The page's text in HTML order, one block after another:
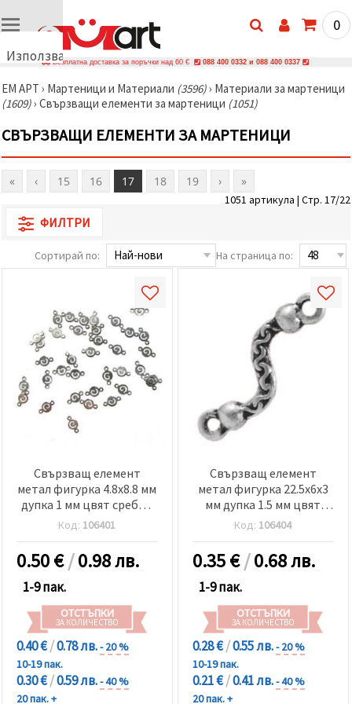
Използваме
🍪
Използваме
и подобни
технологии,
за да
осигурим
правилната
работа на
подобрим
твоето
и, с твое
съгласие,
трафика и
показваме
релевантно
съдържание
и реклами,
включително
с помощта
маркетинг.
Можеш да
съгласиш
използваме
всички
"бисквитки"
натиснеш
"Приеми
всички!"
или да
посочиш
предпочитанията
си в
"Настройки",
0
Безплатна доставка за поръчки над 60 € 088 400 0332 и 088 400 0337
ЕМ АРТ › Мартеници и Материали (3596)› Материали за мартеници
(1609)› Свързващи елементи за мартеници (1051)
СВЪРЗВАЩИ ЕЛЕМЕНТИ ЗА МАРТЕНИЦИ
« ‹ 15 16 17 18 19 › »
1051 артикула | Стр. 17/22
ФИЛТРИ
Сортирай по: На страница по:
Свързващ елемент
метал фигурка 4.8x8.8 мм
дупка 1 мм цвят сребро
-50 броя
Код: 106401
0.50€/0.98 лв.
1-9 пак.
ОТСТЪПКИ
ЗА КОЛИЧЕСТВО
0.40 €/0.78 лв.- 20 %
10-19 пак.
0.30 €/0.59 лв.- 40 %
20 пак. +
Свързващ елемент
метал фигурка 22.5x6x3
мм дупка 1.5 мм цвят
сребро -10 броя
Код: 106404
0.35€/0.68 лв.
1-9 пак.
ОТСТЪПКИ
ЗА КОЛИЧЕСТВО
0.28 €/0.55 лв.- 20 %
10-19 пак.
0.21 €/0.41 лв.- 40 %
20 пак. +